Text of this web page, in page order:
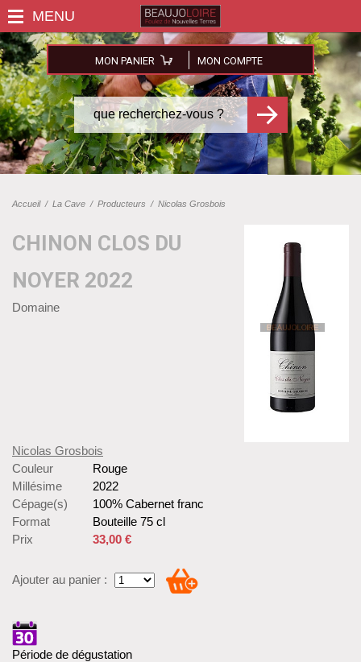
MON PANIER MON COMPTE
Accueil/ La Cave / Producteurs / Nicolas Grosbois
CHINON CLOS DU
NOYER 2022
Domaine
Nicolas Grosbois
Couleur
Rouge
Millésime
2022
Cépage(s)
100% Cabernet franc
Format
Bouteille 75 cl
Prix
33,00 €
Ajouter au panier :
Période de dégustation